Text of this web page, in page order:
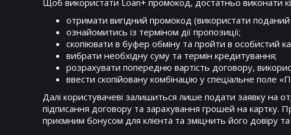
Щоб використати Loan+ промокод, достатньо виконати
отримати вигідний промокод (використати поданий
ознайомитись із терміном дії пропозиції;
скопіювати в буфер обміну та пройти в особистий
вибрати необхідну суму та термін кредитування;
розрахувати попередню вартість договору,
ввести скопійовану комбінацію у спеціальне поле
Далі користувачеві залишиться лише подати заявку на
підписання договору та зарахування грошей на
приємним бонусом для клієнта та зміцнить його довіру